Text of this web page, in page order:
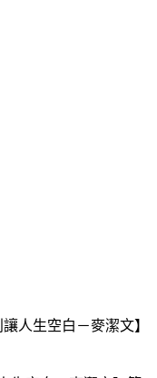
人生空白－麥潔文】